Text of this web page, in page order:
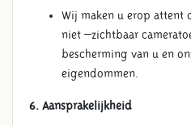
Wij maken u erop attent
niet –zichtbaar
bescherming van u en
eigendommen.
6. Aansprakelijkheid